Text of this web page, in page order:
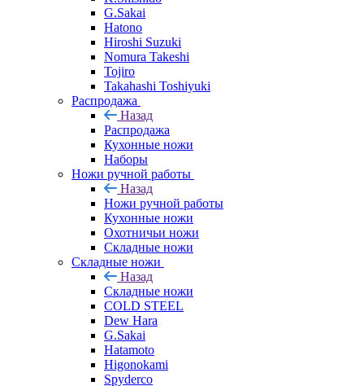
G.Sakai
Hatono
Hiroshi Suzuki
Nomura Takeshi
Tojiro
Takahashi Toshiyuki
Распродажа
Назад
Распродажа
Кухонные ножи
Наборы
Ножи ручной работы
Назад
Ножи ручной работы
Кухонные ножи
Охотничьи ножи
Складные ножи
Складные ножи
Назад
Складные ножи
COLD STEEL
Dew Hara
G.Sakai
Hatamoto
Higonokami
Spyderco